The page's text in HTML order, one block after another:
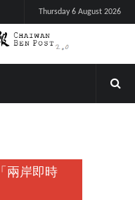
Thursday 6 August 2026
「兩岸即時